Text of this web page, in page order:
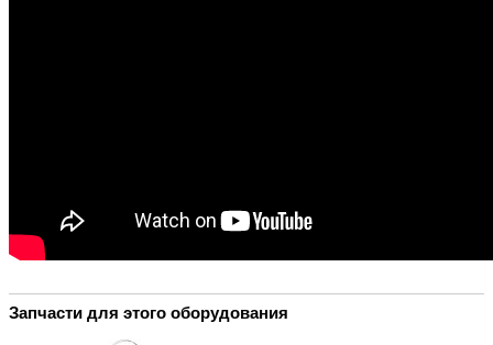
Запчасти для этого оборудования